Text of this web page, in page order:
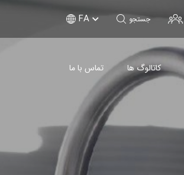
جستجو FA
کاتالوگ ها تماس با ما